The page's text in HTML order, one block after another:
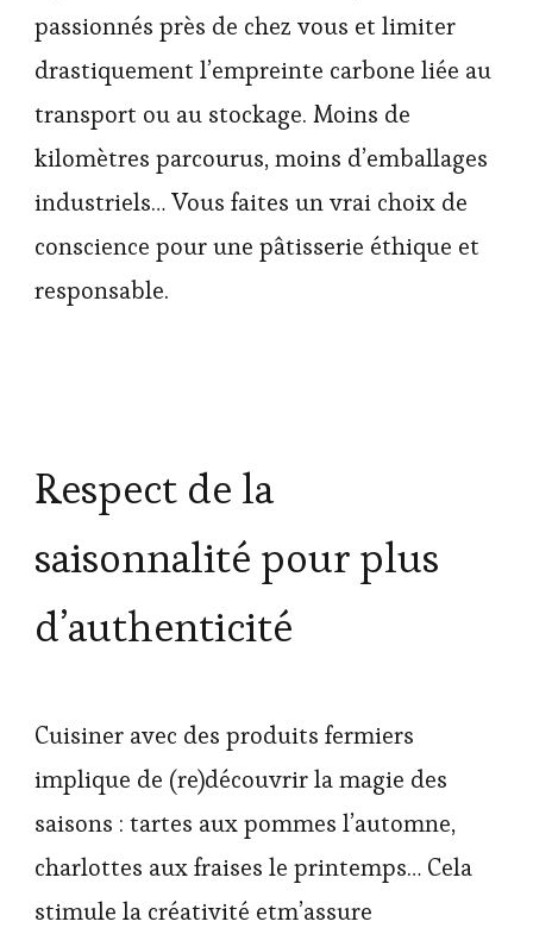
passionnés près de chez vous et limiter
drastiquement l’empreinte carbone liée au
transport ou au stockage. Moins de
kilomètres parcourus, moins d’emballages
industriels… Vous faites un vrai choix de
conscience pour une pâtisserie éthique et
responsable.
Respect de la
saisonnalité pour plus
d’authenticité
Cuisiner avec des produits fermiers
implique de (re)découvrir la magie des
saisons : tartes aux pommes l’automne,
charlottes aux fraises le printemps… Cela
stimule la créativité etm’assure